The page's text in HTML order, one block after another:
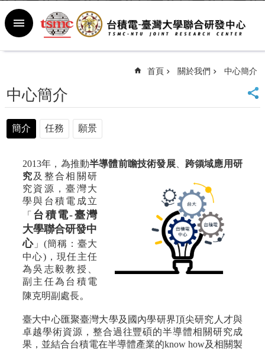
跳到主要內容區塊
進
首
頁
臺
大
頁
新
聞
室
行
事
曆
常
用
表
單
首頁 關於我們 中心簡介
中心簡介
簡介 任務 願景
2013年，為推動半導體前瞻技術發展、 跨領域應用研
究 及整合相關研
究資源，臺灣大
學與台積電成立
「 台積電-臺灣
大學聯合研發中
心 」 (簡稱：臺大
中心)，現任主任
為吳志毅教授、
副主任為台積電
陳克明副處長。
臺大中心匯聚臺灣大學及國內學研界頂尖研究人 才與
卓越學術資源，整合過往豐碩的半導體相關研究成
果，並結合台積電在半導體產業的know how及相關製